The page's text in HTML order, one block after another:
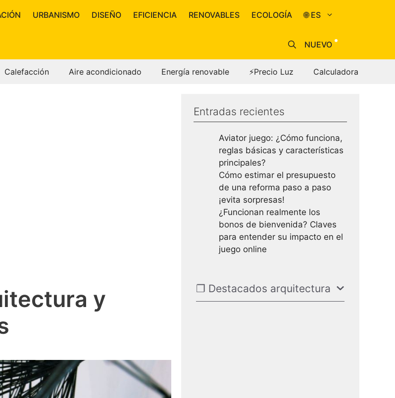
URBANISMO DISEÑO EFICIENCIA RENOVABLES ECOLOGÍA 🌐 ES
NUEVO
Calefacción Aire acondicionado Energía renovable ⚡Precio Luz Calculadora
y
Entradas recientes
Aviator juego: ¿Cómo funciona,
reglas básicas y características
principales?
Cómo estimar el presupuesto
de una reforma paso a paso
¡evita sorpresas!
¿Funcionan realmente los
bonos de bienvenida? Claves
para entender su impacto en el
juego online
❐ Destacados arquitectura